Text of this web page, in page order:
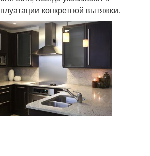
конкретной вытяжки.